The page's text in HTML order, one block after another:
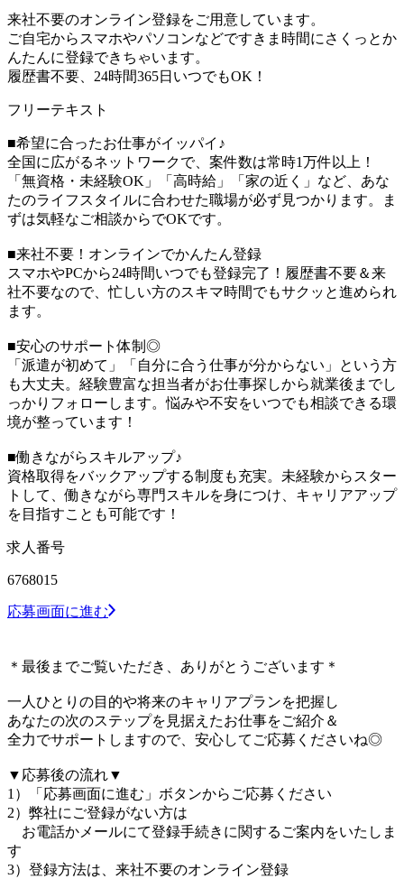
来社不要のオンライン登録をご用意しています。
ご自宅からスマホやパソコンなどですきま時間にさくっとか
んたんに登録できちゃいます。
履歴書不要、24時間365日いつでもOK！
フリーテキスト
■希望に合ったお仕事がイッパイ♪
全国に広がるネットワークで、案件数は常時1万件以上！
「無資格・未経験OK」「高時給」「家の近く」など、あな
たのライフスタイルに合わせた職場が必ず見つかります。ま
ずは気軽なご相談からでOKです。
■来社不要！オンラインでかんたん登録
スマホやPCから24時間いつでも登録完了！履歴書不要＆来
社不要なので、忙しい方のスキマ時間でもサクッと進められ
ます。
■安心のサポート体制◎
「派遣が初めて」「自分に合う仕事が分からない」という方
も大丈夫。経験豊富な担当者がお仕事探しから就業後までし
っかりフォローします。悩みや不安をいつでも相談できる環
境が整っています！
■働きながらスキルアップ♪
資格取得をバックアップする制度も充実。未経験からスター
トして、働きながら専門スキルを身につけ、キャリアアップ
を目指すことも可能です！
求人番号
6768015
応募画面に進む
＊最後までご覧いただき、ありがとうございます＊
一人ひとりの目的や将来のキャリアプランを把握し
あなたの次のステップを見据えたお仕事をご紹介＆
全力でサポートしますので、安心してご応募くださいね◎
▼応募後の流れ▼
1）「応募画面に進む」ボタンからご応募ください
2）弊社にご登録がない方は
お電話かメールにて登録手続きに関するご案内をいたしま
す
3）登録方法は、来社不要のオンライン登録